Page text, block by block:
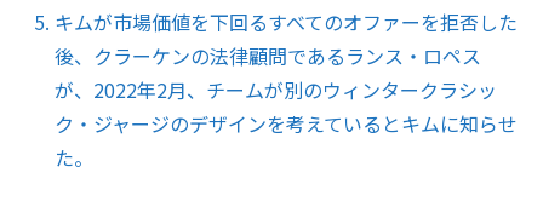
キムが市場価値を下回るすべてのオファーを拒否した
後、クラーケンの法律顧問であるランス・ロペス
が、2022年2月、チームが別のウィンタークラシッ
ク・ジャージのデザインを考えているとキムに知らせ
た。